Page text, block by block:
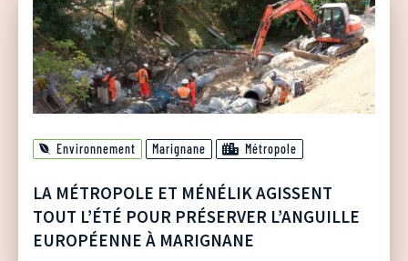
Environnement Marignane Métropole
LA MÉTROPOLE ET MÉNÉLIK AGISSENT
TOUT L’ÉTÉ POUR PRÉSERVER L’ANGUILLE
EUROPÉENNE À MARIGNANE